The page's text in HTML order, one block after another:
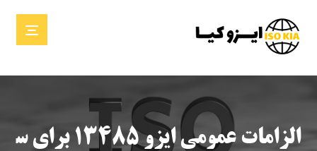
الزامات عمومی ایزو ۱۳۴۸۵ برای س